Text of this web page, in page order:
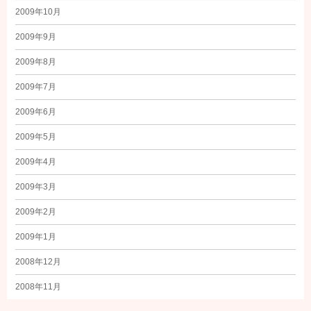
2009年10月
2009年9月
2009年8月
2009年7月
2009年6月
2009年5月
2009年4月
2009年3月
2009年2月
2009年1月
2008年12月
2008年11月